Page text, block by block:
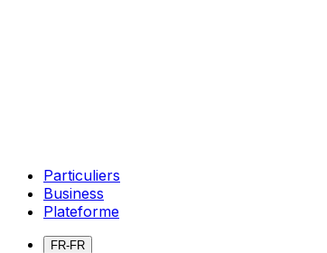
Particuliers
Business
Plateforme
FR-FR